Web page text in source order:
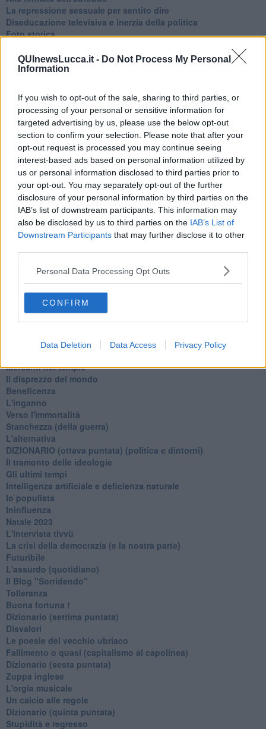
QUInewsLucca.it - Do Not Process My Personal
Information
If you wish to opt-out of the sale, sharing to third parties, or
processing of your personal or sensitive information for
targeted advertising by us, please use the below opt-out
section to confirm your selection. Please note that after your
opt-out request is processed you may continue seeing
interest-based ads based on personal information utilized by
us or personal information disclosed to third parties prior to
your opt-out. You may separately opt-out of the further
disclosure of your personal information by third parties on the
IAB’s list of downstream participants. This information may
also be disclosed by us to third parties on the IAB’s List of
Downstream Participants that may further disclose it to other
Personal Data Processing Opt Outs
CONFIRM
Data Deletion Data Access Privacy Policy
La repressione sessuale per sentito dire
Diseducazione televisiva e inerzia della politica
Foto storica
Nostalgia del sangue blu
Teste calde
Armiamoci e... avviatevi
Da Capodanno a Carnevale
Schizzi di fango
Sor-riso amaro
Fine anno al ristorante
La festa di Capodanno
Natale 2024
Re e regnanti
A noi interessa il dito non la luna
Come rubare allo stato e vivere felici
Una performance
Il compagno
​Io (allo specchio)
La virtù del non fare
Il giorno dei saldi
L'ultimo post
Leggendo l'Eneide
​(In)sicurezza stradale
Un calcio alla finzione
Mercanti nel tempio
Il disprezzo del mondo
Beneficenza
L'inganno
Verso l'immortalità
Stanchezza (della guerra)
L'alternativa
​DIZIONARIO (ottava puntata) (politica e dintorni)
Il tramonto delle ideologie
Gli ultimi tempi
Intelligenza artificiale e deficienza naturale
Io populista
Ininfluenza
Natale 2023
L'intervista tivvù
La crisi della democrazia (e la nostra parte)
Futuribile
L'assurdo (quotidiano)
Il Blog "Sorridendo"
Tolleranza
Buona fortuna !
​Dizionario (settima puntata)
Disvalori
Le poesie del vecchio ubriaco
Fallimento o quasi (capitalismo al capolinea)
Dizionario (sesta puntata)
Zuppa inglese
L'orgia musicale
Un calcio alle regole
Dizionario (quinta puntata)
Stupidità e regresso